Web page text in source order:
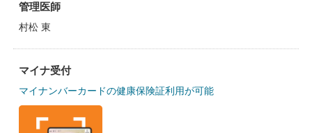
管理医師
村松 東
マイナ受付
マイナンバーカードの健康保険証利用が可能